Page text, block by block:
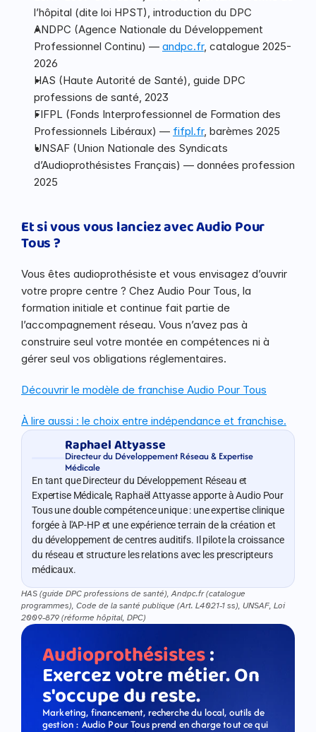
l’hôpital (dite loi HPST), introduction du DPC
ANDPC (Agence Nationale du Développement
Professionnel Continu) — andpc.fr, catalogue 2025-
2026
HAS (Haute Autorité de Santé), guide DPC
professions de santé, 2023
FIFPL (Fonds Interprofessionnel de Formation des
Professionnels Libéraux) — fifpl.fr, barèmes 2025
UNSAF (Union Nationale des Syndicats
d’Audioprothésistes Français) — données profession
2025
Et si vous vous lanciez avec Audio Pour
Tous ?
Vous êtes audioprothésiste et vous envisagez d’ouvrir
votre propre centre ? Chez Audio Pour Tous, la
formation initiale et continue fait partie de
l’accompagnement réseau. Vous n’avez pas à
construire seul votre montée en compétences ni à
gérer seul vos obligations réglementaires.
Découvrir le modèle de franchise Audio Pour Tous
À lire aussi : le choix entre indépendance et franchise.
Raphael Attyasse
Directeur du Développement Réseau & Expertise
Médicale
En tant que Directeur du Développement Réseau et
Expertise Médicale, Raphaël Attyasse apporte à Audio Pour
Tous une double compétence unique : une expertise clinique
forgée à l'AP-HP et une expérience terrain de la création et
du développement de centres auditifs. Il pilote la croissance
du réseau et structure les relations avec les prescripteurs
médicaux.
HAS (guide DPC professions de santé), Andpc.fr (catalogue
programmes), Code de la santé publique (Art. L4021-1 ss), UNSAF, Loi
2009-879 (réforme hôpital, DPC)
Audioprothésistes :
Exercez votre métier. On
s'occupe du reste.
Marketing, financement, recherche du local, outils de
gestion : Audio Pour Tous prend en charge tout ce qui